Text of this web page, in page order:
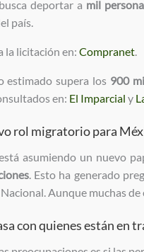
deportar a mil
país.
la licitación en: Compranet.
estimado supera los 900
en: El Imparcial y
rol migratorio para
asumiendo un nuevo
. Esto ha generado
Aunque muchas de
con quienes están en